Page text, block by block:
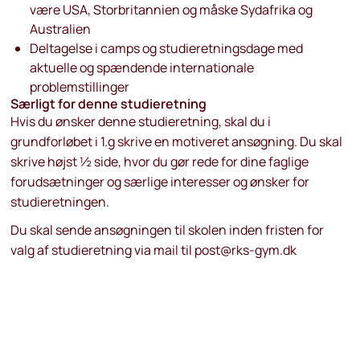
være USA, Storbritannien og måske Sydafrika og
Australien
Deltagelse i camps og studieretningsdage med
aktuelle og spændende internationale
problemstillinger
Særligt for denne studieretning
Hvis du ønsker denne studieretning, skal du i
grundforløbet i 1.g skrive en motiveret ansøgning. Du skal
skrive højst ½ side, hvor du gør rede for dine faglige
forudsætninger og særlige interesser og ønsker for
studieretningen.
Du skal sende ansøgningen til skolen inden fristen for
valg af studieretning via mail til post@rks-gym.dk